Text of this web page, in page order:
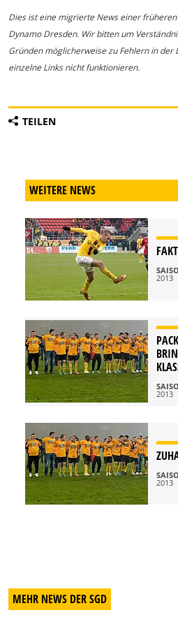
Dies ist eine migrierte News einer
Dynamo Dresden. Wir bitten um
Gründen möglicherweise zu Fehlern in
einzelne Links nicht funktionieren.
TEILEN
WEITERE NEWS
2013
2013
2013
MEHR NEWS DER SGD